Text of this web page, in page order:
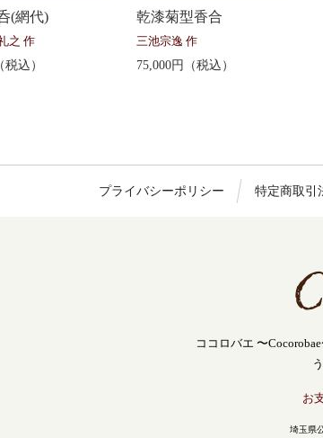
(網代)
之 作
込）
乾漆菊型香合
三池宗逸 作
75,000円（税込）
プライバシーポリシー 特定商取引
ココロバエ 〜
お
埼玉県